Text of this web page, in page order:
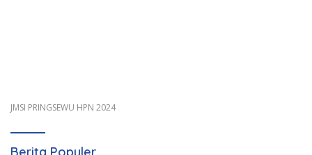
JMSI PRINGSEWU HPN 2024